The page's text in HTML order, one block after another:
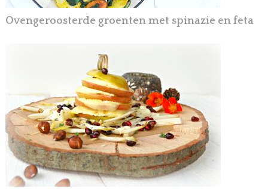
Ovengeroosterde groenten met spinazie en feta